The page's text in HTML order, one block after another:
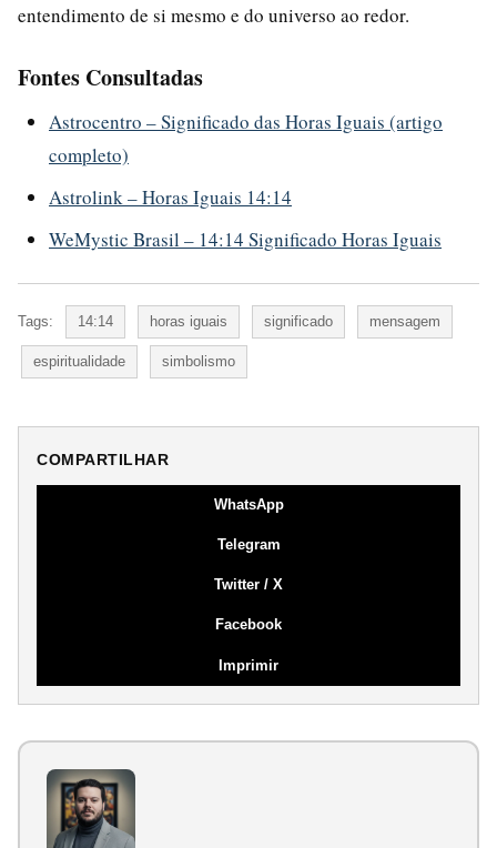
entendimento de si mesmo e do universo ao redor.
Fontes Consultadas
Astrocentro – Significado das Horas Iguais (artigo
completo)
Astrolink – Horas Iguais 14:14
WeMystic Brasil – 14:14 Significado Horas Iguais
Tags: 14:14 horas iguais significado mensagem
espiritualidade simbolismo
COMPARTILHAR
WhatsApp
Telegram
Twitter / X
Facebook
Imprimir